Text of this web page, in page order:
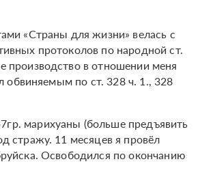
«Страны для жизни» велась с
протоколов по народной ст.
производство в отношении меня
обвиняемым по ст. 328 ч. 1., 328
марихуаны (больше предъявить
стражу. 11 месяцев я провёл
Освободился по окончанию